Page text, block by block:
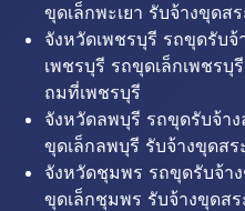
ขุดเล็กพะเยา รับจ้างขุดส
จังหวัดเพชรบุรี รถขุดรับจ้
เพชรบุรี รถขุดเล็กเพชรบุ
ถมที่เพชรบุรี
จังหวัดลพบุรี รถขุดรับจ้า
ขุดเล็กลพบุรี รับจ้างขุดส
จังหวัดชุมพร รถขุดรับจ้า
ขุดเล็กชุมพร รับจ้างขุดส